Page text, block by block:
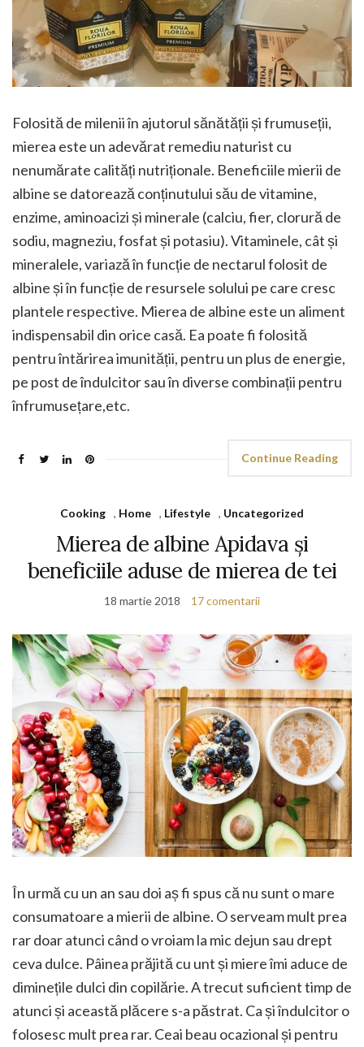
Folosită de milenii în ajutorul sănătății și frumuseții,
mierea este un adevărat remediu naturist cu
nenumărate calități nutriționale. Beneficiile mierii de
albine se datorează conținutului său de vitamine,
enzime, aminoacizi și minerale (calciu, fier, clorură de
sodiu, magneziu, fosfat și potasiu). Vitaminele, cât și
mineralele, variază în funcție de nectarul folosit de
albine și în funcție de resursele solului pe care cresc
plantele respective. Mierea de albine este un aliment
indispensabil din orice casă. Ea poate fi folosită
pentru întărirea imunității, pentru un plus de energie,
pe post de îndulcitor sau în diverse combinații pentru
înfrumusețare,etc.
Continue Reading
Cooking , Home , Lifestyle , Uncategorized
Mierea de albine Apidava și
beneficiile aduse de mierea de tei
18 martie 2018 17 comentarii
În urmă cu un an sau doi aș fi spus că nu sunt o mare
consumatoare a mierii de albine. O serveam mult prea
rar doar atunci când o vroiam la mic dejun sau drept
ceva dulce. Pâinea prăjită cu unt și miere îmi aduce de
diminețile dulci din copilărie. A trecut suficient timp de
atunci și această plăcere s-a păstrat. Ca și îndulcitor o
folosesc mult prea rar. Ceai beau ocazional și pentru